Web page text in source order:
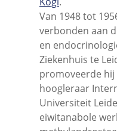
Van 1948 tot
verbonden aan
en
Ziekenhuis te
promoveerde hij
hoogleraar
Universiteit
eiwitanabole